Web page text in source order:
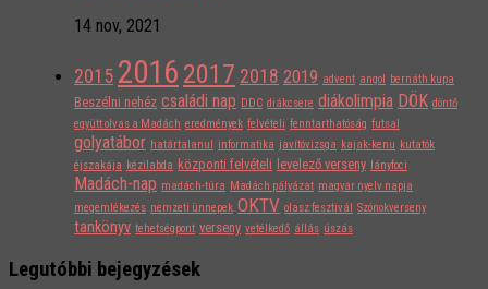
14 nov, 2021
2015 2016 2017 2018 2019 advent angol bernáth kupa
Beszélni nehéz családi nap DDC diákcsere diákolimpia DÖK döntő
együtt olvas a Madách eredmények felvételi fenntarthatóság futsal
golyatábor határtalanul informatika javítóvizsga kajak-kenu kutatók
éjszakája kézilabda központi felvételi levelező verseny lányfoci
Madách-nap madách-túra Madách pályázat magyar nyelv napja
megemlékezés nemzeti ünnepek OKTV olasz fesztivál Szónokverseny
tankönyv tehetségpont verseny vetélkedő állás úszás
Legutóbbi bejegyzések